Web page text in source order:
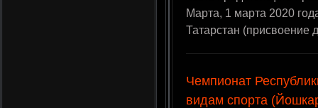
Марта, 1 марта 2020
Татарстан (присвоение
Чемпионат
видам спорта